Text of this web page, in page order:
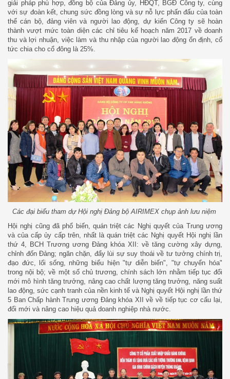
giải pháp phù hợp, đồng bộ của Đảng ủy, HĐQT, BGĐ Công ty, cùng
với sự đoàn kết, chung sức đồng lòng và sự nỗ lực phấn đấu của toàn
thể cán bộ, đảng viên và người lao động, dự kiến Công ty sẽ hoàn
thành vượt mức toàn diện các chỉ tiêu kế hoạch năm 2017 về doanh
thu và lợi nhuận, việc làm và thu nhập của người lao động ổn định, cổ
tức chia cho cổ đông là 25%.
Các đại biểu tham dự Hội nghị Đảng bộ AIRIMEX chụp ảnh lưu niệm
Hội nghị cũng đã phổ biến, quán triệt các Nghị quyết của Trung ương
và của cấp ủy cấp trên, nhất là quán triệt các Nghị quyết Hội nghị lần
thứ 4, BCH Trương ương Đảng khóa XII: về tăng cường xây dựng,
chỉnh đốn Đảng; ngăn chặn, đẩy lùi sự suy thoái về tư tưởng chính trị,
đạo đức, lối sống, những biểu hiện "tự diễn biến", "tự chuyển hóa"
trong nội bộ; về một số chủ trương, chính sách lớn nhằm tiếp tục đổi
mới mô hình tăng trưởng, nâng cao chất lượng tăng trưởng, năng suất
lao động, sức cạnh tranh của nền kinh tế và Nghị quyết Hội nghị lần thứ
5 Ban Chấp hành Trung ương Đảng khóa XII về về tiếp tục cơ cấu lại,
đổi mới và nâng cao hiệu quả doanh nghiệp nhà nước.